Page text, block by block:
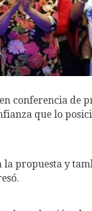
conferencia de
que lo
propuesta y